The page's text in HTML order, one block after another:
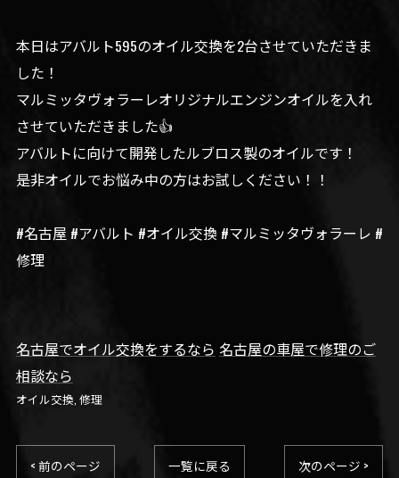
本日はアバルト595のオイル交換を2台させていただきま
した！
マルミッタヴォラーレオリジナルエンジンオイルを入れ
させていただきました👍
アバルトに向けて開発したルブロス製のオイルです！
是非オイルでお悩み中の方はお試しください！！
#名古屋 #アバルト #オイル交換 #マルミッタヴォラーレ #
修理
名古屋でオイル交換をするなら 名古屋の車屋で修理のご
相談なら
オイル交換 修理
< 前のページ 一覧に戻る 次のページ >